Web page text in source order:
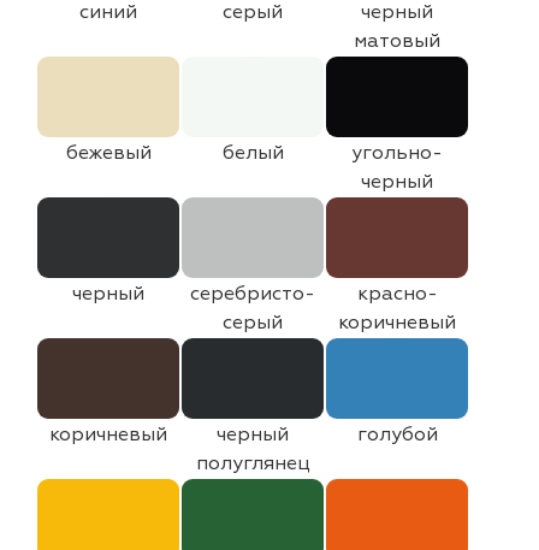
синий серый
черный
матовый
бежевый белый
угольно-
черный
черный
серебристо-
серый
красно-
коричневый
коричневый
черный
полуглянец
голубой